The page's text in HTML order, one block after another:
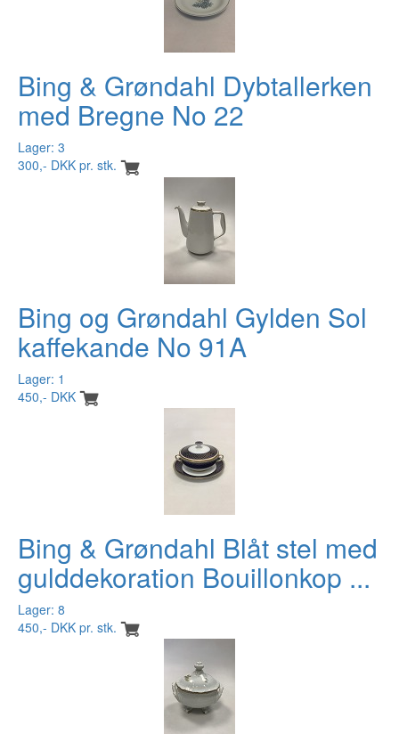
Bing & Grøndahl Dybtallerken
med Bregne No 22
Lager: 3
300,- DKK pr. stk.
Bing og Grøndahl Gylden Sol
kaffekande No 91A
Lager: 1
450,- DKK
Bing & Grøndahl Blåt stel med
gulddekoration Bouillonkop ...
Lager: 8
450,- DKK pr. stk.